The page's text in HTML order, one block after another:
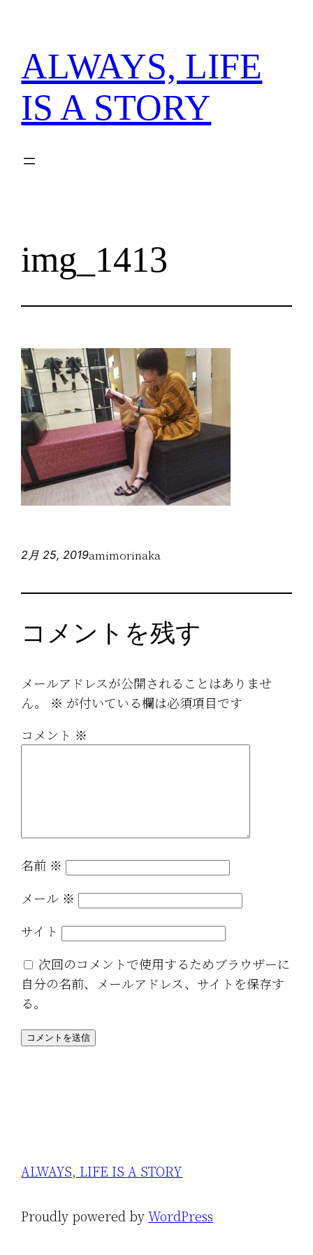
ALWAYS, LIFE
IS A STORY
img_1413
2月 25, 2019amimorinaka
コメントを残す
メールアドレスが公開されることはありませ
ん。
※ が付いている欄は必須項目です
コメント ※
名前 ※
メール ※
サイト
次回のコメントで使用するためブラウザーに
自分の名前、メールアドレス、サイトを保存す
る。
ALWAYS, LIFE IS A STORY
Proudly powered byWordPress